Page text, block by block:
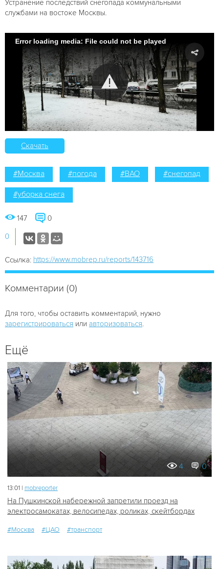
Устранение последствий снегопада коммунальными
службами на востоке Москвы.
Error loading media: File could not be played
Скачать
#Москва #погода #ВАО #снегопад
#уборка снега
147 0
0
Ссылка: https://www.mobrep.ru/reports/143716
Комментарии (0)
Для того, чтобы оставить комментарий, нужно
зарегистрироваться или авторизоваться
Ещё
4 0
13:01 | mobreporter
На Пушкинской набережной запретили проезд на
электросамокатах, велосипедах, роликах, скейтбордах
#Москва #ЦАО #транспорт